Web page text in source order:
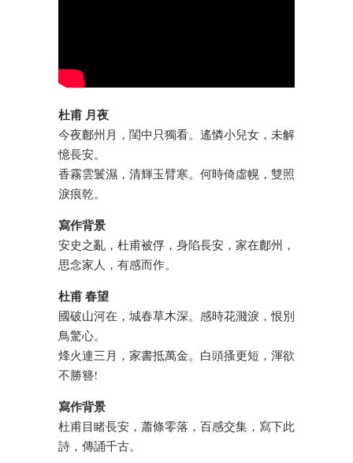
杜甫 月夜
今夜鄜州月，閨中只獨看。遙憐小兒女，未解
憶長安。
香霧雲鬟濕，清輝玉臂寒。何時倚虛幌，雙照
淚痕乾。
寫作背景
安史之亂，杜甫被俘，身陷長安，家在鄜州，
思念家人，有感而作。
杜甫 春望
國破山河在，城春草木深。感時花濺淚，恨別
鳥驚心。
烽火連三月，家書抵萬金。白頭搔更短，渾欲
不勝簪!
寫作背景
杜甫目睹長安，蕭條零落，百感交集，寫下此
詩，傳誦千古。